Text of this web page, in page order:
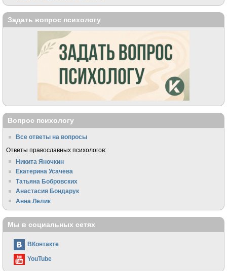
Задать вопрос психологу
Вопрос психологу
Все ответы на вопросы
Ответы православных психологов:
Никита Яночкин
Екатерина Усачева
Татьяна Бобровских
Анастасия Бондарук
Анна Лелик
Мы в социальных сетях
ВКонтакте
YouTube